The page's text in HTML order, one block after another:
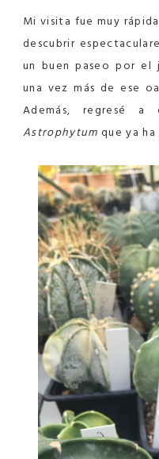
Mi visita fue muy
descubrir
un buen paseo por el
una vez más de ese
Además, regresé
Astrophytum que ya